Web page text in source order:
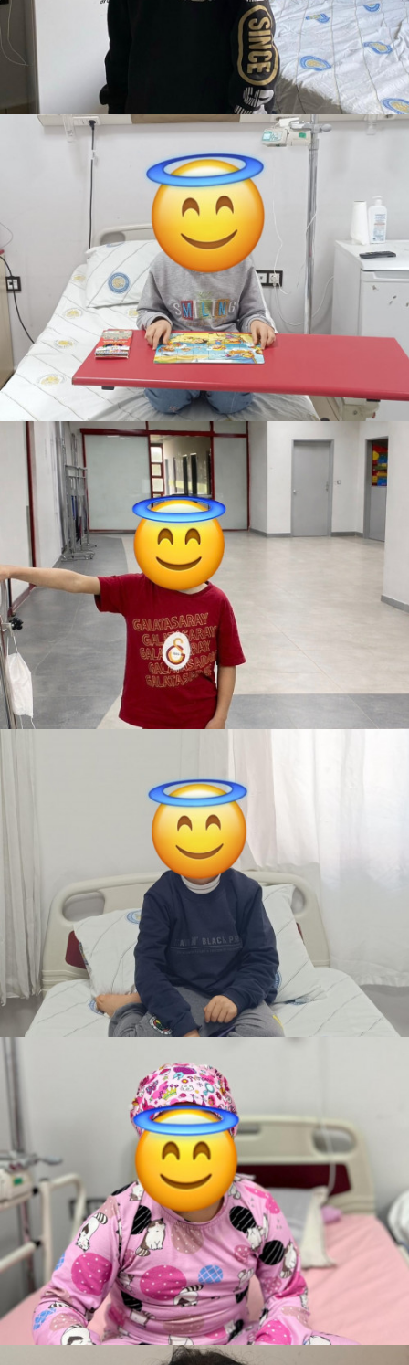
İkra
Teslim Edildi
Barbie evi
Ahmet
Teslim Edildi
Uzaktan Kumandalı İtfaiye Arabası
İsmail
Yolda
Mavi Bisiklet
Zeynep
Teslim Edildi
Barbie bebek evi